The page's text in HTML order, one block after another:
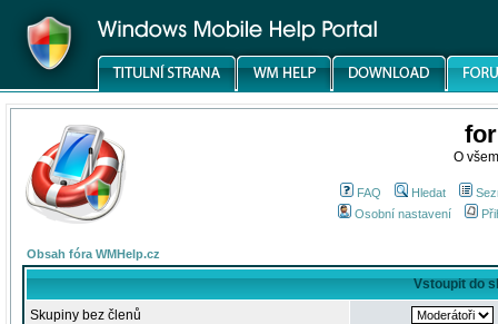
O
FAQ Hledat
Osobní nastavení
Obsah fóra WMHelp.cz
Vstoupit do
Skupiny bez členů